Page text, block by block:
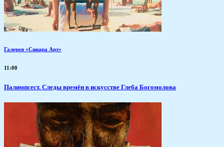
Галерея «Синара Арт»
11:00
Палимпсест. Следы времён в искусстве Глеба Богомолова